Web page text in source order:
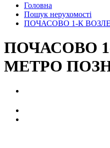
Головна
Пошук нерухомості
ПОЧАСОВО 1-К
ПОЧАСОВО
МЕТРО